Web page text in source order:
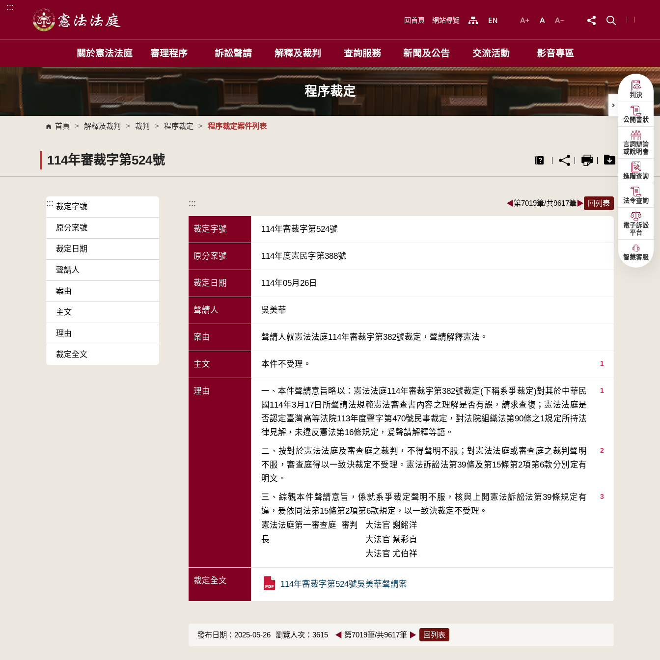
跳到主要內容區塊
:::
回首頁 網站導覽
關於憲法法庭 審理程序 訴訟聲請 解釋及裁判 查詢服務 新聞及公告 交流活動 影音專區
程序裁定
首頁 > 解釋及裁判 > 裁判 > 程序裁定 > 程序裁定案件列表
114年審裁字第524號
::: 裁定字號
原分案號
裁定日期
聲請人
案由
主文
理由
裁定全文
::: ◀第7019筆/共9617筆▶ 回列表
裁定字號 114年審裁字第524號
原分案號 114年度憲民字第388號
裁定日期 114年05月26日
聲請人 吳美華
案由 聲請人就憲法法庭114年審裁字第382號裁定，聲請解釋憲法。
主文 1
本件不受理。
理由 1
一、本件聲請意旨略以：憲法法庭114年審裁字第382號裁定(下稱系爭裁定)對其於中華民
國114年3月17日所聲請法規範憲法審查書內容之理解是否有誤，請求查復；憲法法庭是
否認定臺灣高等法院113年度聲字第470號民事裁定，對法院組織法第90條之1規定所持法
2
二、按對於憲法法庭及審查庭之裁判，不得聲明不服；對憲法法庭或審查庭之裁判聲明
不服，審查庭得以一致決裁定不受理。憲法訴訟法第39條及第15條第2項第6款分別定有
3
三、綜觀本件聲請意旨，係就系爭裁定聲明不服，核與上開憲法訴訟法第39條規定有
違，爰依同法第15條第2項第6款規定，以一致決裁定不受理。
憲法法庭第一審查庭 審判
長
大法官 謝銘洋
大法官 蔡彩貞
大法官 尤伯祥
裁定全文 114年審裁字第524號吳美華聲請案
發布日期：2025-05-26 瀏覽人次：3615 ◀ 第7019筆/共9617筆 ▶ 回列表
判決
公開書狀
言詞辯論
或說明會
進階查詢
法令查詢
電子訴訟
平台
智慧客服